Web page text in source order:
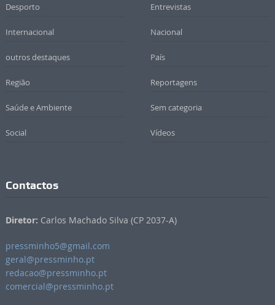
Desporto Entrevistas
Internacional Nacional
outros destaques País
Região Reportagens
Saúde e Ambiente Sem categoria
Social Vídeos
Contactos
Diretor: Carlos Machado Silva (CP 2037-A)
pressminho5@gmail.com
geral@pressminho.pt
redacao@pressminho.pt
comercial@pressminho.pt